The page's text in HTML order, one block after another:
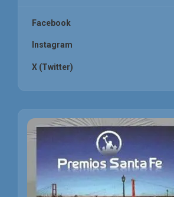
Facebook
Instagram
X (Twitter)